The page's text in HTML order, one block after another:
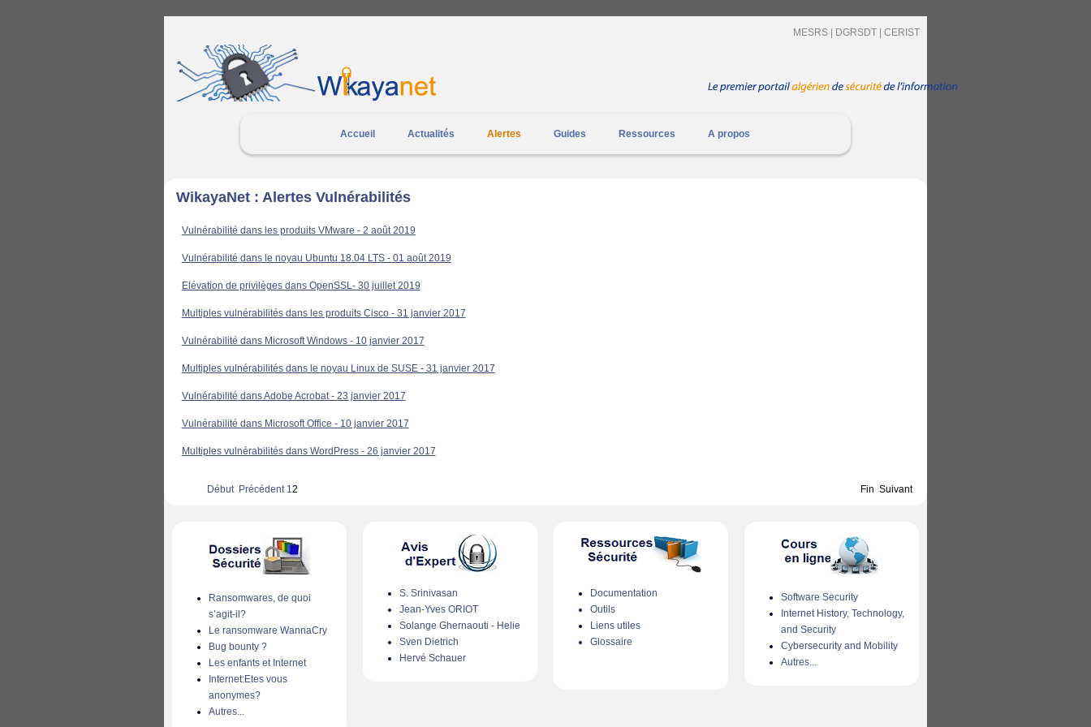
MESRS | DGRSDT |CERIST
Accueil Actualités Alertes Guides Ressources A propos
WikayaNet : Alertes Vulnérabilités
Vulnérabilité dans les produits VMware - 2 août 2019
Vulnérabilité dans le noyau Ubuntu 18.04 LTS - 01 août 2019
Elévation de privilèges dans OpenSSL- 30 juillet 2019
Multiples vulnérabilités dans les produits Cisco - 31 janvier 2017
Vulnérabilité dans Microsoft Windows - 10 janvier 2017
Multiples vulnérabilités dans le noyau Linux de SUSE - 31 janvier 2017
Vulnérabilité dans Adobe Acrobat - 23 janvier 2017
Vulnérabilité dans Microsoft Office - 10 janvier 2017
Multiples vulnérabilités dans WordPress - 26 janvier 2017
Début Précédent 12 Suivant
Fin
Ransomwares, de quoi
s’agit-il?
Le ransomware WannaCry
Bug bounty ?
Les enfants et Internet
Internet:Etes vous
anonymes?
Autres...
S. Srinivasan
Jean-Yves ORIOT
Solange Ghernaouti - Helie
Sven Dietrich
Hervé Schauer
Documentation
Outils
Liens utiles
Glossaire
Software Security
Internet History, Technology,
and Security
Cybersecurity and Mobility
Autres...